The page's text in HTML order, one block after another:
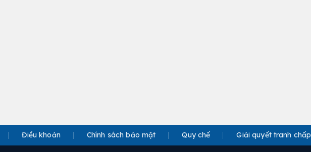
Điều khoản Chính sách bảo mật Quy chế Giải quyết tranh chấp